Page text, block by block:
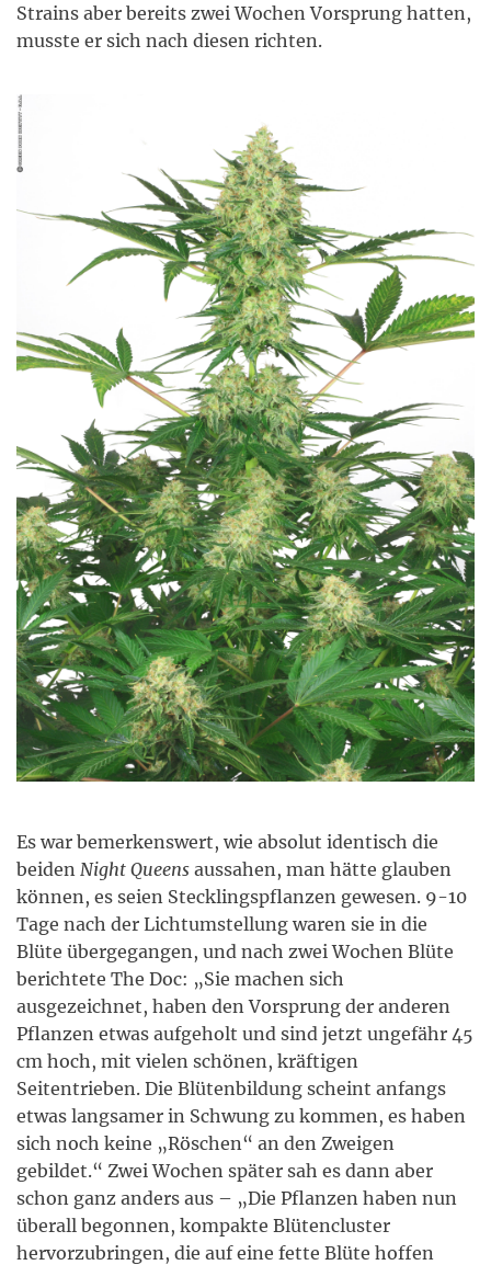
Strains aber bereits zwei Wochen Vorsprung hatten,
musste er sich nach diesen richten.
Es war bemerkenswert, wie absolut identisch die
beiden Night Queens aussahen, man hätte glauben
können, es seien Stecklingspflanzen gewesen. 9-10
Tage nach der Lichtumstellung waren sie in die
Blüte übergegangen, und nach zwei Wochen Blüte
berichtete The Doc: „Sie machen sich
ausgezeichnet, haben den Vorsprung der anderen
Pflanzen etwas aufgeholt und sind jetzt ungefähr 45
cm hoch, mit vielen schönen, kräftigen
Seitentrieben. Die Blütenbildung scheint anfangs
etwas langsamer in Schwung zu kommen, es haben
sich noch keine „Röschen“ an den Zweigen
gebildet.“ Zwei Wochen später sah es dann aber
schon ganz anders aus – „Die Pflanzen haben nun
überall begonnen, kompakte Blütencluster
hervorzubringen, die auf eine fette Blüte hoffen